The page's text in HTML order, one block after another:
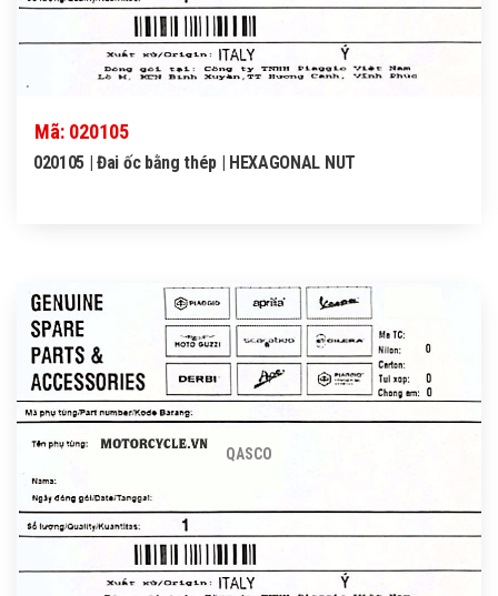
Mã: 020105
020105 | Đai ốc bằng thép | HEXAGONAL NUT
QASCO